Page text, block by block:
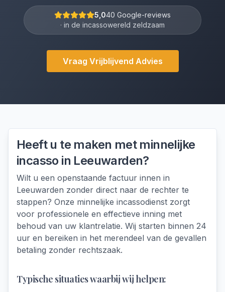
5,040 Google-reviews
· in de incassowereld zeldzaam
Vraag Vrijblijvend Advies
Heeft u te maken met minnelijke
incasso in Leeuwarden?
Wilt u een openstaande factuur innen in
Leeuwarden zonder direct naar de rechter te
stappen? Onze minnelijke incassodienst zorgt
voor professionele en effectieve inning met
behoud van uw klantrelatie. Wij starten binnen 24
uur en bereiken in het merendeel van de gevallen
betaling zonder rechtszaak.
Typische situaties waarbij wij helpen: